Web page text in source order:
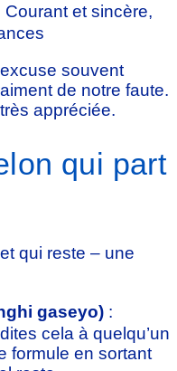
Courant et sincère,
souvent
de notre faute.
appréciée.
qui part
qui reste – une
gaseyo) :
cela à quelqu’un
formule en sortant